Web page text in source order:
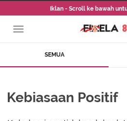
Iklan - Scroll ke bawah
SEMUA
Kebiasaan Positif